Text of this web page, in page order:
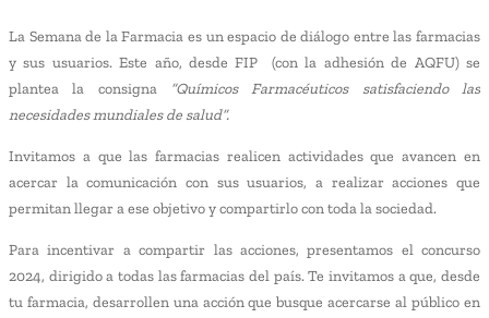
La Semana de la Farmacia es un espacio de diálogo entre las farmacias
y sus usuarios. Este año, desde FIP (con la adhesión de AQFU) se
plantea la consigna
“Químicos Farmacéuticos satisfaciendo las
necesidades mundiales de salud”.
Invitamos a que las farmacias realicen actividades que avancen en
acercar la comunicación con sus usuarios, a realizar acciones que
permitan llegar a ese objetivo y compartirlo con toda la sociedad.
Para incentivar a compartir las acciones, presentamos el concurso
2024, dirigido a todas las farmacias del país. Te invitamos a que, desde
tu farmacia, desarrollen una acción que busque acercarse al público en